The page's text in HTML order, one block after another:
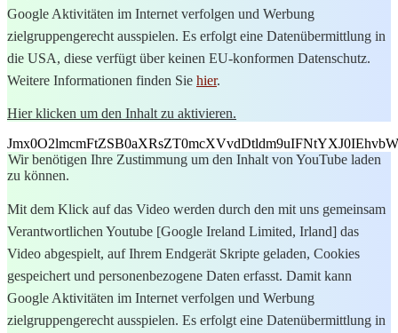
Google Aktivitäten im Internet verfolgen und Werbung
zielgruppengerecht ausspielen. Es erfolgt eine Datenübermittlung in
die USA, diese verfügt über keinen EU-konformen Datenschutz.
Weitere Informationen finden Sie hier.
Hier klicken um den Inhalt zu aktivieren.
Wir benötigen Ihre Zustimmung um den Inhalt von YouTube laden
zu können.
Mit dem Klick auf das Video werden durch den mit uns gemeinsam
Verantwortlichen Youtube [Google Ireland Limited, Irland] das
Video abgespielt, auf Ihrem Endgerät Skripte geladen, Cookies
gespeichert und personenbezogene Daten erfasst. Damit kann
Google Aktivitäten im Internet verfolgen und Werbung
zielgruppengerecht ausspielen. Es erfolgt eine Datenübermittlung in